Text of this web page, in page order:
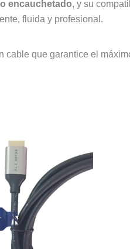
encauchetado, y su
fluida y profesional.
cable que garantice el